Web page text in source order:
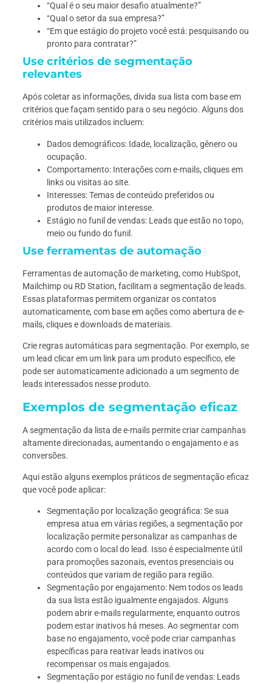
“Qual é o seu maior desafio atualmente?”
“Qual o setor da sua empresa?”
“Em que estágio do projeto você está: pesquisando ou
pronto para contratar?”
Use critérios de segmentação
relevantes
Após coletar as informações, divida sua lista com base em
critérios que façam sentido para o seu negócio. Alguns dos
critérios mais utilizados incluem:
Dados demográficos: Idade, localização, gênero ou
ocupação.
Comportamento: Interações com e-mails, cliques em
links ou visitas ao site.
Interesses: Temas de conteúdo preferidos ou
produtos de maior interesse.
Estágio no funil de vendas: Leads que estão no topo,
meio ou fundo do funil.
Use ferramentas de automação
Ferramentas de automação de marketing, como HubSpot,
Mailchimp ou RD Station, facilitam a segmentação de leads.
Essas plataformas permitem organizar os contatos
automaticamente, com base em ações como abertura de e-
mails, cliques e downloads de materiais.
Crie regras automáticas para segmentação. Por exemplo, se
um lead clicar em um link para um produto específico, ele
pode ser automaticamente adicionado a um segmento de
leads interessados nesse produto.
Exemplos de segmentação eficaz
A segmentação da lista de e-mails permite criar campanhas
altamente direcionadas, aumentando o engajamento e as
conversões.
Aqui estão alguns exemplos práticos de segmentação eficaz
que você pode aplicar:
Segmentação por localização geográfica: Se sua
empresa atua em várias regiões, a segmentação por
localização permite personalizar as campanhas de
acordo com o local do lead. Isso é especialmente útil
para promoções sazonais, eventos presenciais ou
conteúdos que variam de região para região.
Segmentação por engajamento: Nem todos os leads
da sua lista estão igualmente engajados. Alguns
podem abrir e-mails regularmente, enquanto outros
podem estar inativos há meses. Ao segmentar com
base no engajamento, você pode criar campanhas
específicas para reativar leads inativos ou
recompensar os mais engajados.
Segmentação por estágio no funil de vendas: Leads